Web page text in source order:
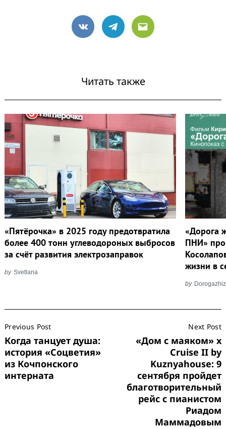
VK Telegram
Email
Читать также
«Пятёрочка» в 2025 году предотвратила
более 400 тонн углеводороных выбросов
за счёт развития электрозаправок
by Svetlana
«Дорога
ПНИ»
жизни в
by
Navigation
Previous Post
Когда танцует душа:
история «Соцветия»
из Кочпонского
интерната
Next Post
«Дом с маяком» х
Cruise II by
Kuznyahouse: 9
сентября пройдет
благотворительный
рейс с пианистом
Риадом
Маммадовым